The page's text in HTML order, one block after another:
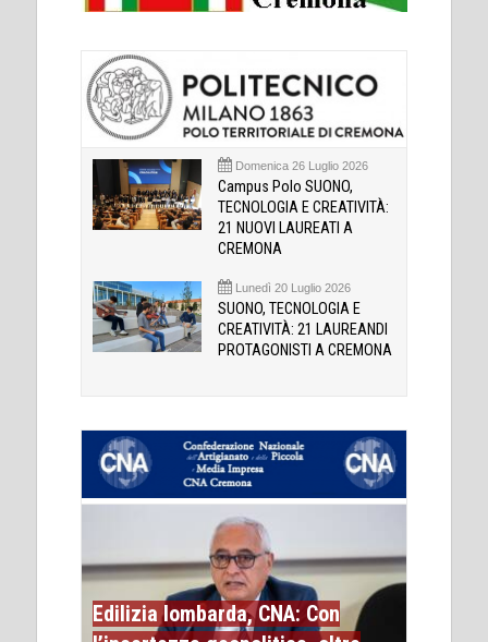
Domenica 26 Luglio 2026
Campus Polo SUONO,
TECNOLOGIA E CREATIVITÀ:
21 NUOVI LAUREATI A
CREMONA
Lunedì 20 Luglio 2026
SUONO, TECNOLOGIA E
CREATIVITÀ: 21 LAUREANDI
PROTAGONISTI A CREMONA
Edilizia lombarda, CNA: Con